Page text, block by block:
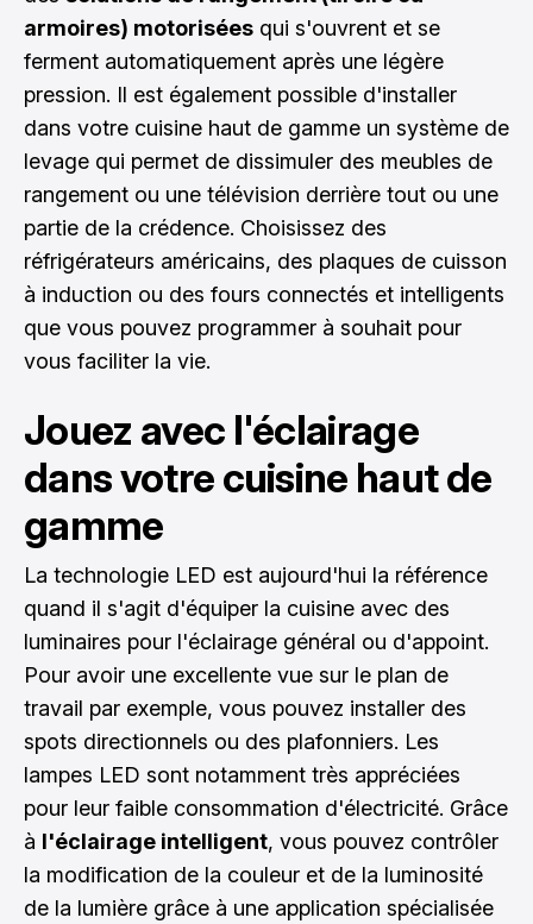
armoires) motorisées qui s'ouvrent et se
ferment automatiquement après une légère
pression. Il est également possible d'installer
dans votre cuisine haut de gamme un système de
levage qui permet de dissimuler des meubles de
rangement ou une télévision derrière tout ou une
partie de la crédence. Choisissez des
réfrigérateurs américains, des plaques de cuisson
à induction ou des fours connectés et intelligents
que vous pouvez programmer à souhait pour
vous faciliter la vie.
Jouez avec l'éclairage
dans votre cuisine haut de
gamme
La technologie LED est aujourd'hui la référence
quand il s'agit d'équiper la cuisine avec des
luminaires pour l'éclairage général ou d'appoint.
Pour avoir une excellente vue sur le plan de
travail par exemple, vous pouvez installer des
spots directionnels ou des plafonniers. Les
lampes LED sont notamment très appréciées
pour leur faible consommation d'électricité. Grâce
à l'éclairage intelligent, vous pouvez contrôler
la modification de la couleur et de la luminosité
de la lumière grâce à une application spécialisée